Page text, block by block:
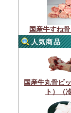
国産牛すね
人気商品
国産牛丸骨ビ
ト）（